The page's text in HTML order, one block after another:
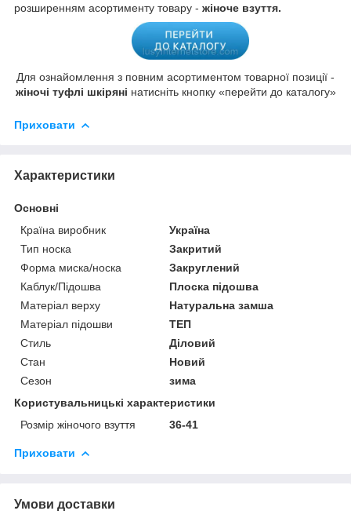
розширенням асортименту товару - жіноче взуття.
Для ознайомлення з повним асортиментом товарної позиції -
жіночі туфлі шкіряні натисніть кнопку «перейти до каталогу»
Приховати
Характеристики
Основні
Країна виробник
Україна
Тип носка
Закритий
Форма миска/носка
Закруглений
Каблук/Підошва
Плоска підошва
Матеріал верху
Натуральна замша
Матеріал підошви
ТЕП
Стиль
Діловий
Стан
Новий
Сезон
зима
Користувальницькі характеристики
Розмір жіночого взуття
36-41
Приховати
Умови доставки